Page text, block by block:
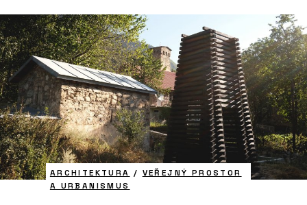
ARCHITEKTURA / VEŘEJNÝ PROSTOR
A URBANISMUS